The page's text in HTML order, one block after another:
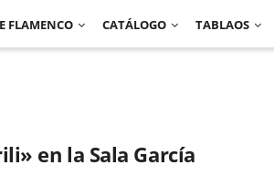
FLAMENCO CATÁLOGO TABLAOS
en la Sala García